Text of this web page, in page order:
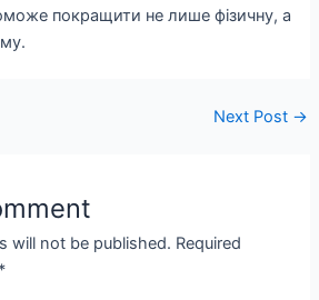
покращити не лише фізичну, а
Next Post →
will not be published. Required
*